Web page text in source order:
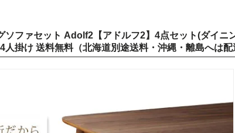
ソファセット Adolf2【アドルフ2】4点セット(ダイニ
掛け 送料無料（北海道別途送料・沖縄・離島へは配